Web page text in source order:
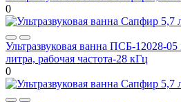
0
Ультразвуковая ванна ПСБ-12028-
литра, рабочая частота-28 кГц
0